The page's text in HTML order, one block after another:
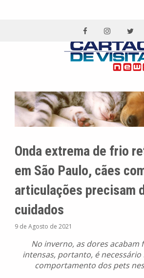
Onda extrema de frio
em São Paulo, cães
articulações precisam
cuidados
9 de Agosto de 2021
No inverno, as dores acabam
intensas, portanto, é
comportamento dos pets